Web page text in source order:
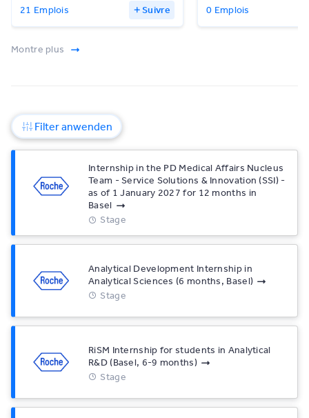
21 Emplois Suivre 0 Emplois
Montre plus
Filter anwenden
Internship in the PD Medical Affairs Nucleus
Team - Service Solutions & Innovation (SSI) -
as of 1 January 2027 for 12 months in
Basel
Stage
Analytical Development Internship in
Analytical Sciences (6 months, Basel)
Stage
RiSM Internship for students in Analytical
R&D (Basel, 6-9 months)
Stage